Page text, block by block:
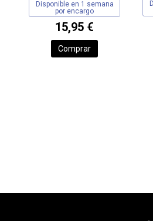
Disponible en 1 semana
por encargo
15,95 €
Comprar